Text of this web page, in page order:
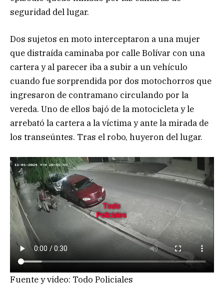
seguridad del lugar.
Dos sujetos en moto interceptaron a una mujer
que distraída caminaba por calle Bolívar con una
cartera y al parecer iba a subir a un vehículo
cuando fue sorprendida por dos motochorros que
ingresaron de contramano circulando por la
vereda. Uno de ellos bajó de la motocicleta y le
arrebató la cartera a la víctima y ante la mirada de
los transeúntes. Tras el robo, huyeron del lugar.
Fuente y video: Todo Policiales